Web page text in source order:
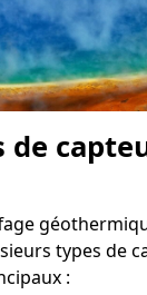
de
types de
: